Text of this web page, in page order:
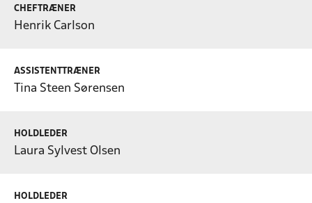
CHEFTRÆNER
Henrik Carlson
ASSISTENTTRÆNER
Tina Steen Sørensen
HOLDLEDER
Laura Sylvest Olsen
HOLDLEDER